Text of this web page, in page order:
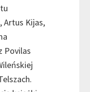
Artus Kijas,
Povilas